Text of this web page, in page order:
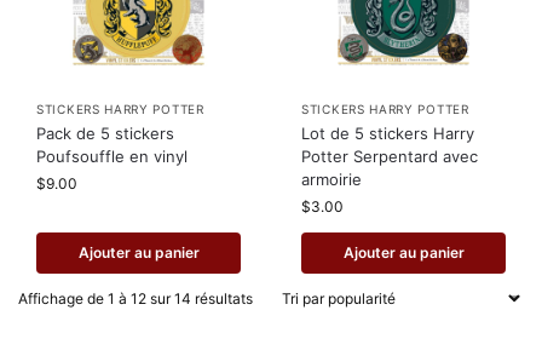
STICKERS HARRY POTTER
Pack de 5 stickers
Poufsouffle en vinyl
$9.00
Ajouter au panier
STICKERS HARRY POTTER
Lot de 5 stickers Harry
Potter Serpentard avec
armoirie
$3.00
Ajouter au panier
Affichage de 1 à 12 sur 14 résultats